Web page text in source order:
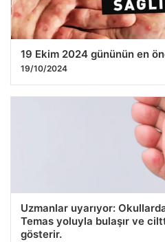
19 Ekim 2024 gününün en
19/10/2024
Uzmanlar uyarıyor:
Temas yoluyla bulaşır ve
gösterir.